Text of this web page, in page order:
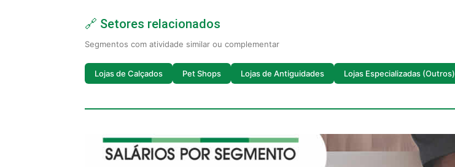
🔗 Setores relacionados
Segmentos com atividade similar ou complementar
Lojas de Calçados Pet Shops Lojas de Antiguidades Lojas Especializadas (Outros)